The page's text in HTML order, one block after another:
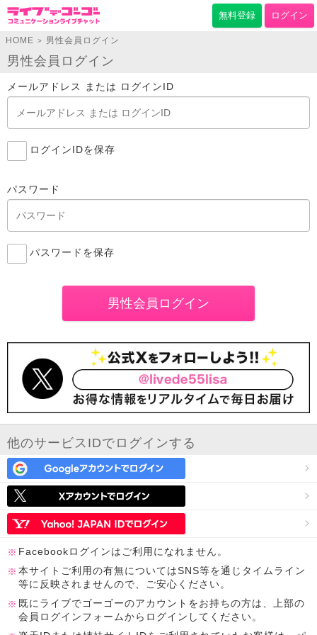
無料登録 ログイン
HOME > 男性会員ログイン
男性会員ログイン
メールアドレス または ログインID
ログインIDを保存
パスワード
パスワードを保存
他のサービスIDでログインする
Facebookログインはご利用になれません。
本サイトご利用の有無についてはSNS等を通じタイムライン
等に反映されませんので、ご安心ください。
既にライブでゴーゴーのアカウントをお持ちの方は、上部の
会員ログインフォームからログインしてください。